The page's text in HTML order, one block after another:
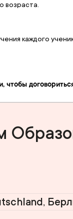
возраста.
каждого
чтобы